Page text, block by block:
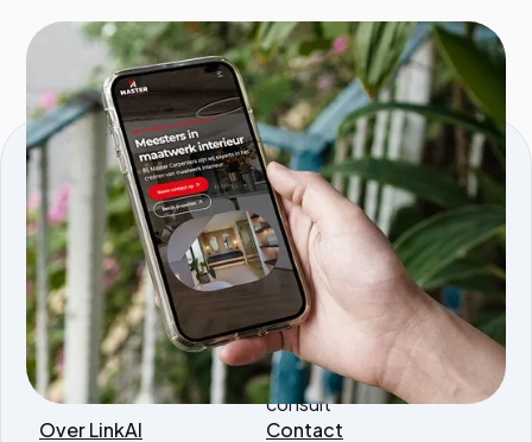
KVK nmmr: 96595353
Comeniusstraat 5, 1817MS, Alkmaar
Producten
Tools.linkai.nl
Magazine PDF to WP
AI vertaaltool
AI SEO Briefing
Services
AI agents
AI software
development
AI automatisering
consult
Over LinkAI
Contact